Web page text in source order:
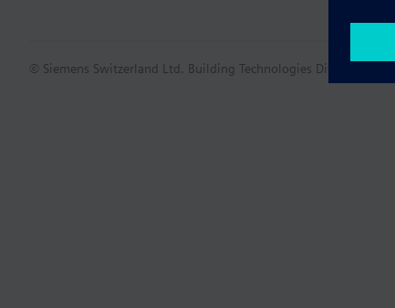
© Siemens Switzerland Ltd. Building Technologies Division - 2016